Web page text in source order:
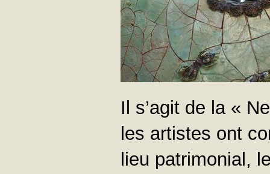
Il s’agit de la «
les artistes ont
lieu patrimonial,